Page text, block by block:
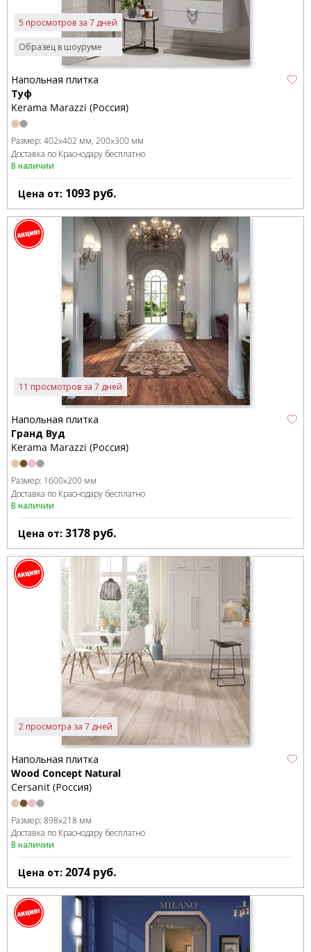
Образец в шоуруме
5 просмотров за 7 дней
Напольная плитка
Туф
Kerama Marazzi (Россия)
Размер: 402x402 мм 200x300 мм
Доставка по Краснодару бесплатно
В наличии
Цена от: 1093 руб.
11 просмотров за 7 дней
Напольная плитка
Гранд Вуд
Kerama Marazzi (Россия)
Размер: 1600x200 мм
Доставка по Краснодару бесплатно
В наличии
Цена от: 3178 руб.
2 просмотра за 7 дней
Напольная плитка
Wood Concept Natural
Cersanit (Россия)
Размер: 898x218 мм
Доставка по Краснодару бесплатно
В наличии
Цена от: 2074 руб.